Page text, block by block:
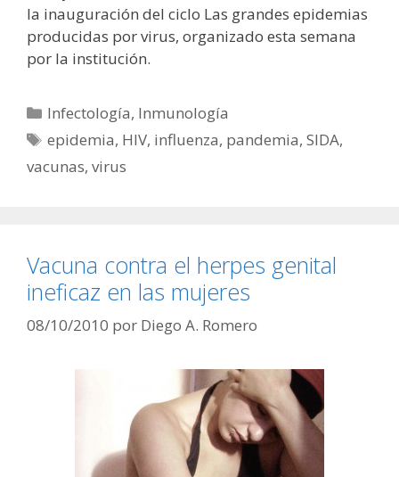
la inauguración del ciclo Las grandes epidemias
producidas por virus, organizado esta semana
por la institución.
Categorías
Infectología, Inmunología
Etiquetas
epidemia, HIV, influenza, pandemia,SIDA,
vacunas, virus
Vacuna contra el herpes genital
ineficaz en las mujeres
08/10/2010 por Diego A. Romero